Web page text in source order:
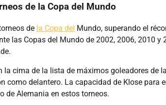
de la Copa del Mundo
de la Copa del Mundo, superando el
las Copas del Mundo de 2002, 2006, 2010
cima de la lista de máximos goleadores de
como delantero. La capacidad de Klose para
de Alemania en estos torneos.